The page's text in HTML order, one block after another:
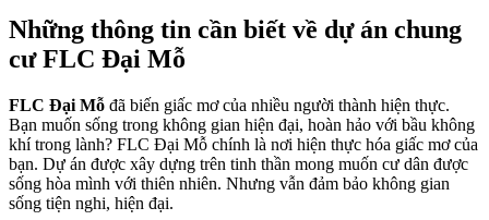
Những thông tin cần biết về dự án chung
cư FLC Đại Mỗ
FLC Đại Mỗ đã biến giấc mơ của nhiều người thành hiện thực.
Bạn muốn sống trong không gian hiện đại, hoàn hảo với bầu không
khí trong lành? FLC Đại Mỗ chính là nơi hiện thực hóa giấc mơ của
bạn. Dự án được xây dựng trên tinh thần mong muốn cư dân được
sống hòa mình với thiên nhiên. Nhưng vẫn đảm bảo không gian
sống tiện nghi, hiện đại.